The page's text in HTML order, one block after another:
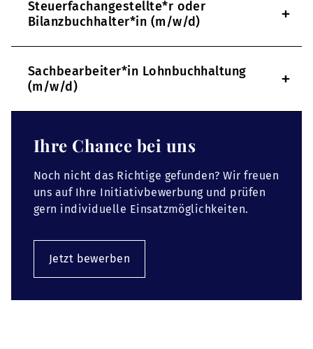
Steuerfachangestellte*r oder
Bilanzbuchhalter*in (m/w/d)
+
Sachbearbeiter*in Lohnbuchhaltung
(m/w/d)
+
Ihre Chance bei uns
Noch nicht das Richtige gefunden? Wir freuen
uns auf Ihre Initiativbewerbung und prüfen
gern individuelle Einsatzmöglichkeiten.
Jetzt bewerben